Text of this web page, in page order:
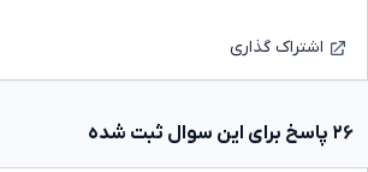
اشتراک گذاری
۲۶ پاسخ برای این سوال ثبت شده